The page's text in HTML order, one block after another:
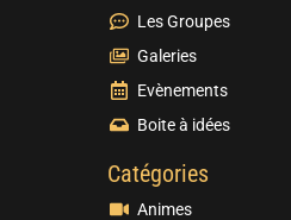
Les Groupes
Galeries
Evènements
Boite à idées
Catégories
Animes